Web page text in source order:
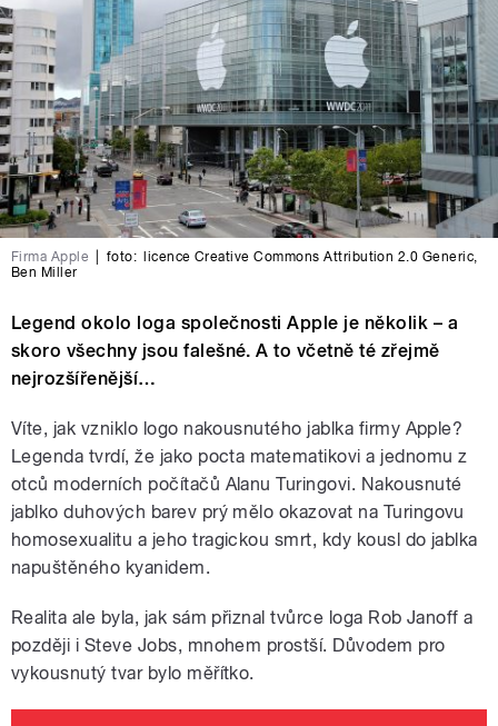
Firma Apple foto: licence Creative Commons Attribution 2.0 Generic
Ben Miller
Legend okolo loga společnosti Apple je několik – a
skoro všechny jsou falešné. A to včetně té zřejmě
nejrozšířenější…
Víte, jak vzniklo logo nakousnutého jablka firmy Apple?
Legenda tvrdí, že jako pocta matematikovi a jednomu z
otců moderních počítačů Alanu Turingovi. Nakousnuté
jablko duhových barev prý mělo okazovat na Turingovu
homosexualitu a jeho tragickou smrt, kdy kousl do jablka
napuštěného kyanidem.
Realita ale byla, jak sám přiznal tvůrce loga Rob Janoff a
později i Steve Jobs, mnohem prostší. Důvodem pro
vykousnutý tvar bylo měřítko.